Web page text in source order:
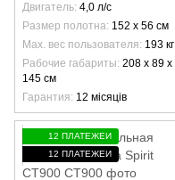
Двигатель 4,0 л/с
Размер полотна 152 х 56 см
Max. вес пользователя 193 кг
Рабочие габариты 208 х 89 х
145 см
Гарантия 12 місяців
12 ПЛАТЕЖЕЙ
12 ПЛАТЕЖЕЙ